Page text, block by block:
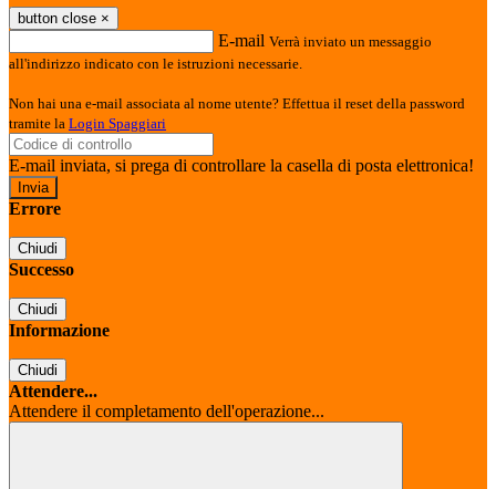
button close ×
E-mail Verrà inviato un messaggio
all'indirizzo indicato con le istruzioni necessarie.
Non hai una e-mail associata al nome utente? Effettua il reset della password
tramite la Login Spaggiari
E-mail inviata, si prega di controllare la casella di posta elettronica!
Errore
Chiudi
Successo
Chiudi
Informazione
Chiudi
Attendere...
Attendere il completamento dell'operazione...